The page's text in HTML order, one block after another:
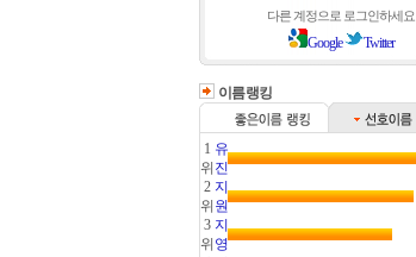
다른 계정으로 로그인하세요
Google Twitter
이름랭킹
1
위
유
진
2
위
지
원
3
위
지
영